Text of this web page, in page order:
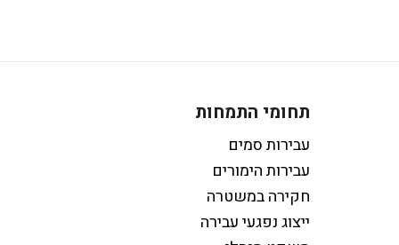
תחומי התמחות
עבירות סמים
עבירות הימורים
חקירה במשטרה
ייצוג נפגעי עבירה